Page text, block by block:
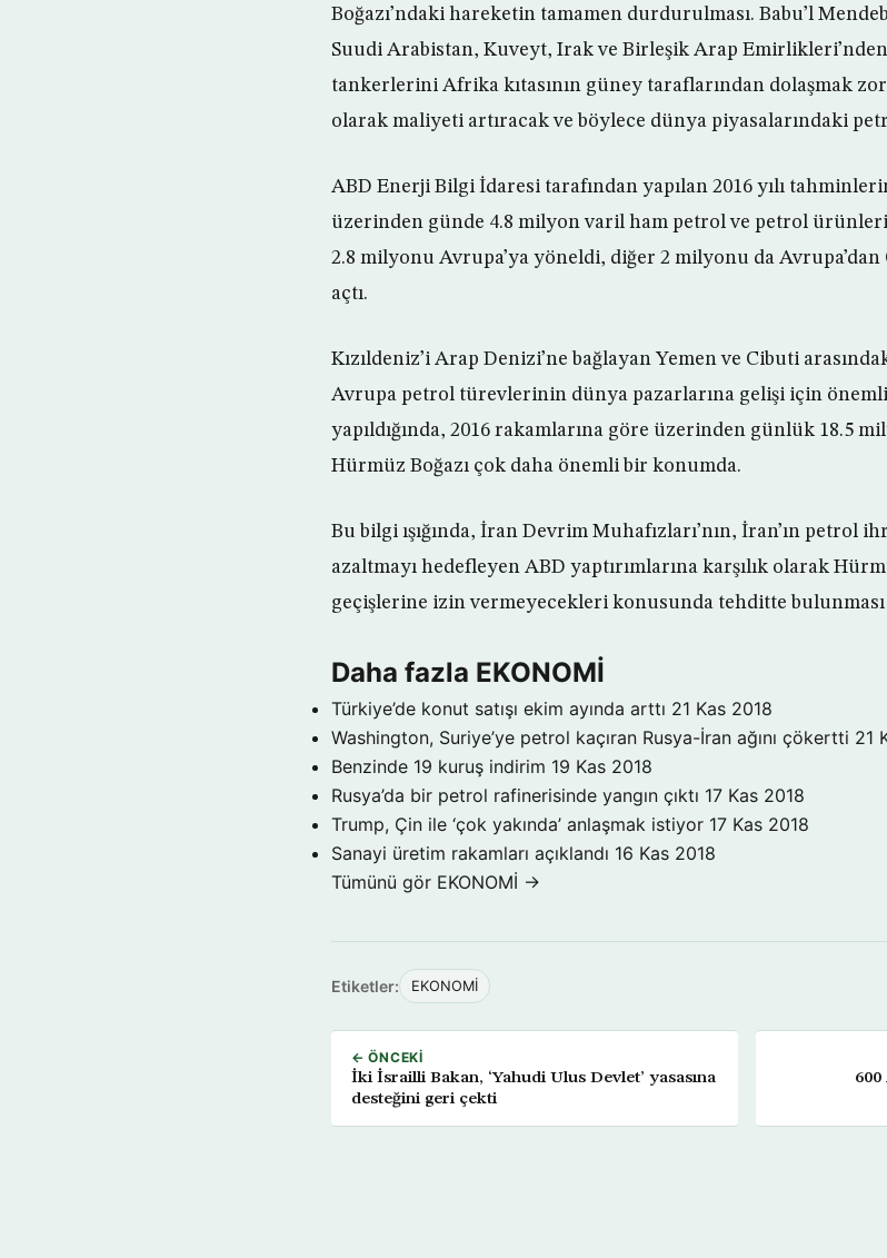
Boğazı’ndaki hareketin tamamen durdurulması. Babu’l
Suudi Arabistan, Kuveyt, Irak ve Birleşik Arap
tankerlerini Afrika kıtasının güney taraflarından dolaşmak
olarak maliyeti artıracak ve böylece dünya piyasalarındaki
ABD Enerji Bilgi İdaresi tarafından yapılan 2016 yılı
üzerinden günde 4.8 milyon varil ham petrol ve petrol ürünleri
2.8 milyonu Avrupa’ya yöneldi, diğer 2 milyonu da Avrupa’dan
açtı.
Kızıldeniz’i Arap Denizi’ne bağlayan Yemen ve Cibuti
Avrupa petrol türevlerinin dünya pazarlarına gelişi için önemli
yapıldığında, 2016 rakamlarına göre üzerinden günlük 18.5
Hürmüz Boğazı çok daha önemli bir konumda.
Bu bilgi ışığında, İran Devrim Muhafızları’nın, İran’ın petrol
azaltmayı hedefleyen ABD yaptırımlarına karşılık olarak
geçişlerine izin vermeyecekleri konusunda tehditte
Daha fazla EKONOMİ
Türkiye’de konut satışı ekim ayında arttı 21 Kas 2018
Washington, Suriye’ye petrol kaçıran Rusya-İran ağını çökertti 21
Benzinde 19 kuruş indirim 19 Kas 2018
Rusya’da bir petrol rafinerisinde yangın çıktı 17 Kas 2018
Trump, Çin ile ‘çok yakında’ anlaşmak istiyor 17 Kas 2018
Sanayi üretim rakamları açıklandı 16 Kas 2018
Tümünü gör EKONOMİ →
Etiketler: EKONOMİ
← ÖNCEKI
İki İsrailli Bakan, ‘Yahudi Ulus Devlet’ yasasına
desteğini geri çekti
600